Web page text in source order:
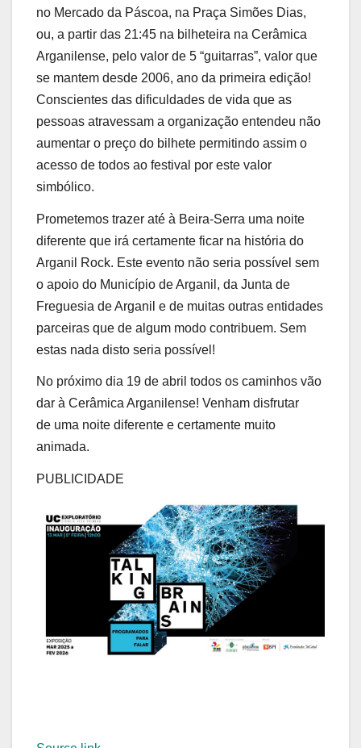
no Mercado da Páscoa, na Praça Simões Dias,
ou, a partir das 21:45 na bilheteira na Cerâmica
Arganilense, pelo valor de 5 “guitarras”, valor que
se mantem desde 2006, ano da primeira edição!
Conscientes das dificuldades de vida que as
pessoas atravessam a organização entendeu não
aumentar o preço do bilhete permitindo assim o
acesso de todos ao festival por este valor
simbólico.
Prometemos trazer até à Beira-Serra uma noite
diferente que irá certamente ficar na história do
Arganil Rock. Este evento não seria possível sem
o apoio do Município de Arganil, da Junta de
Freguesia de Arganil e de muitas outras entidades
parceiras que de algum modo contribuem. Sem
estas nada disto seria possível!
No próximo dia 19 de abril todos os caminhos vão
dar à Cerâmica Arganilense! Venham disfrutar
de uma noite diferente e certamente muito
animada.
PUBLICIDADE